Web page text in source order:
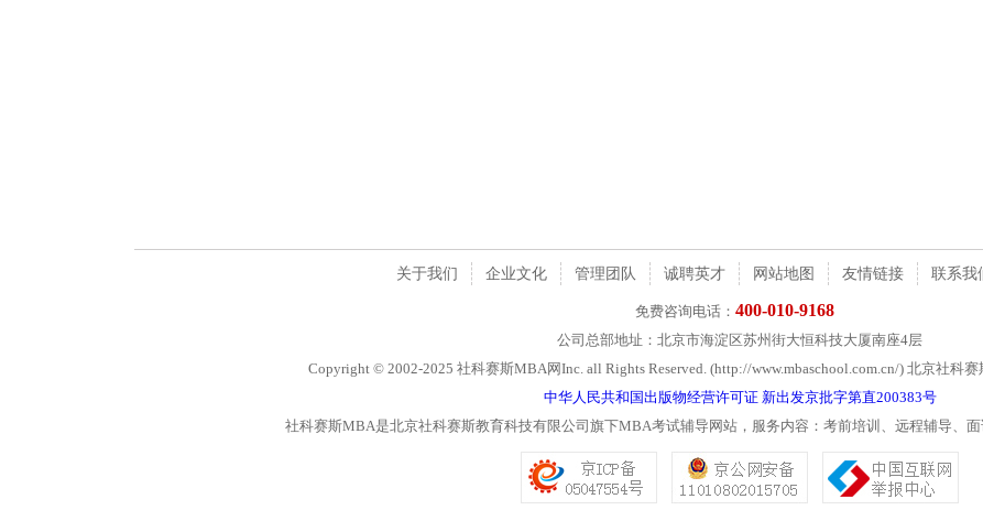
关于我们 企业文化 管理团队 诚聘英才 网站地图 友情链接 联系我
免费咨询电话： 400-010-9168
公司总部地址：北京市海淀区苏州街大恒科技大厦南座4层
Copyright © 2002-2025 社科赛斯MBA网Inc. all Rights Reserved. (http://www.mbaschool.com.cn/) 北京社科
中华人民共和国出版物经营许可证 新出发京批字第直200383号
社科赛斯MBA是北京社科赛斯教育科技有限公司旗下MBA考试辅导网站，服务内容：考前培训、远程辅导、面